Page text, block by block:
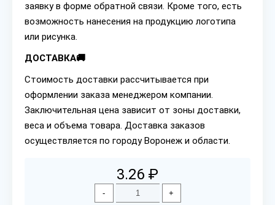
заявку в форме обратной связи. Кроме того, есть
возможность нанесения на продукцию логотипа
или рисунка.
ДОСТАВКА🚚
Стоимость доставки рассчитывается при
оформлении заказа менеджером компании.
Заключительная цена зависит от зоны доставки,
веса и объема товара. Доставка заказов
осуществляется по городу Воронеж и области.
3.26 ₽
- +